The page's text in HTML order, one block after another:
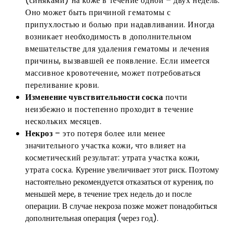
Оно может быть причиной гематомы с
припухлостью и болью при надавливании. Иногда
возникает необходимость в дополнительном
вмешательстве для удаления гематомы и лечения
причины, вызвавшей ее появление. Если имеется
массивное кровотечение, может потребоваться
переливание крови.
Изменение чувствительности соска почти
неизбежно и постепенно проходит в течение
нескольких месяцев.
Некроз – это потеря более или менее
значительного участка кожи, что влияет на
косметический результат: утрата участка кожи,
утрата соска.Курение увеличивает этот риск. Поэтому
настоятельно рекомендуется отказаться от курения, по
меньшей мере, в течение трех недель до и после
операции. В случае некроза позже может понадобиться
дополнительная операция (через год).